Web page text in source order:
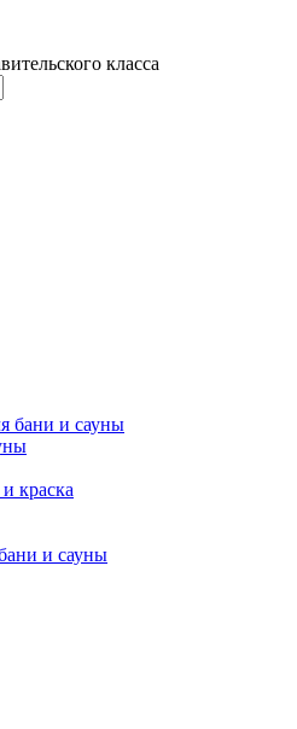
класса
бани и сауны
краска
и сауны